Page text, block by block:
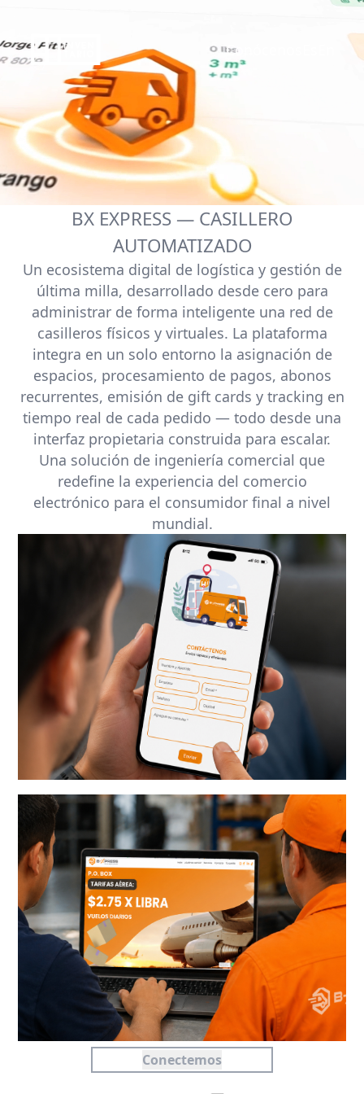
Conócenos
BX EXPRESS — CASILLERO
AUTOMATIZADO
Un ecosistema digital de logística y gestión de
última milla, desarrollado desde cero para
administrar de forma inteligente una red de
casilleros físicos y virtuales. La plataforma
integra en un solo entorno la asignación de
espacios, procesamiento de pagos, abonos
recurrentes, emisión de gift cards y tracking en
tiempo real de cada pedido — todo desde una
interfaz propietaria construida para escalar.
Una solución de ingeniería comercial que
redefine la experiencia del comercio
electrónico para el consumidor final a nivel
mundial.
Conectemos